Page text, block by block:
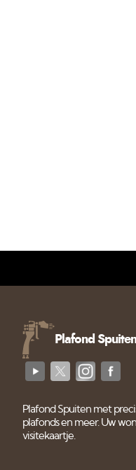
Plafond Spuiten
Plafond Spuiten met
plafonds en meer. Uw
visitekaartje.